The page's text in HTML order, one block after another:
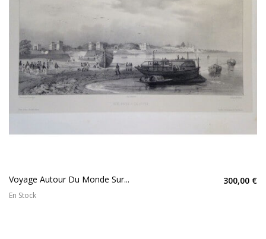
Voyage Autour Du Monde Sur... 300,00 €
En Stock